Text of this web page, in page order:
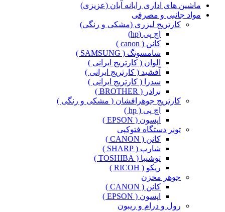
ماشین های اداری رایانه آبان (عزیزی)
مواد جانبی و مصرفی
کارتریج لیزری (مشکی و رنگی)
اچ پی (hp)
کانن ( canon )
سامسونگ ( SAMSUNG )
الوان ( کارتریج ایرانی )
آفشید ( کارتریج ایرانی )
سدرا ( کارتریج ایرانی )
برادر ( BROTHER )
کارتریج جوهرافشان ( مشکی و رنگی )
اچ پی ( hp )
اپسون ( EPSON )
تونر دستگاه فتوکپی
کانن ( CANON )
شارپ ( SHARP )
توشیبا ( TOSHIBA )
ریکو ( RICOH )
جوهر مخزن
کانن ( CANON )
اپسون ( EPSON )
رول و درام و ریبون